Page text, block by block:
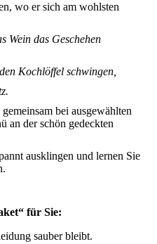
wo er sich am wohlsten
Wein das Geschehen
Kochlöffel schwingen,
bei ausgewählten
an der schön gedeckten
ausklingen und lernen Sie
für Sie:
sauber bleibt.